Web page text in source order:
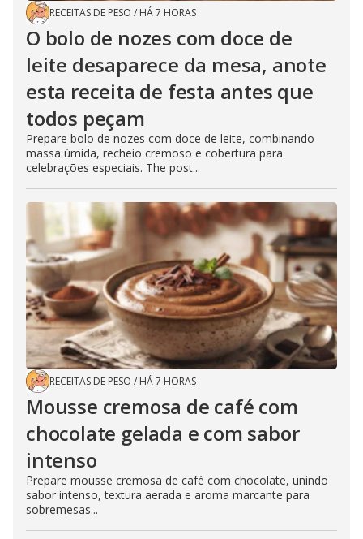
RECEITAS DE PESO / HÁ 7 HORAS
O bolo de nozes com doce de
leite desaparece da mesa, anote
esta receita de festa antes que
todos peçam
Prepare bolo de nozes com doce de leite, combinando
massa úmida, recheio cremoso e cobertura para
celebrações especiais. The post...
RECEITAS DE PESO / HÁ 7 HORAS
Mousse cremosa de café com
chocolate gelada e com sabor
intenso
Prepare mousse cremosa de café com chocolate, unindo
sabor intenso, textura aerada e aroma marcante para
sobremesas...